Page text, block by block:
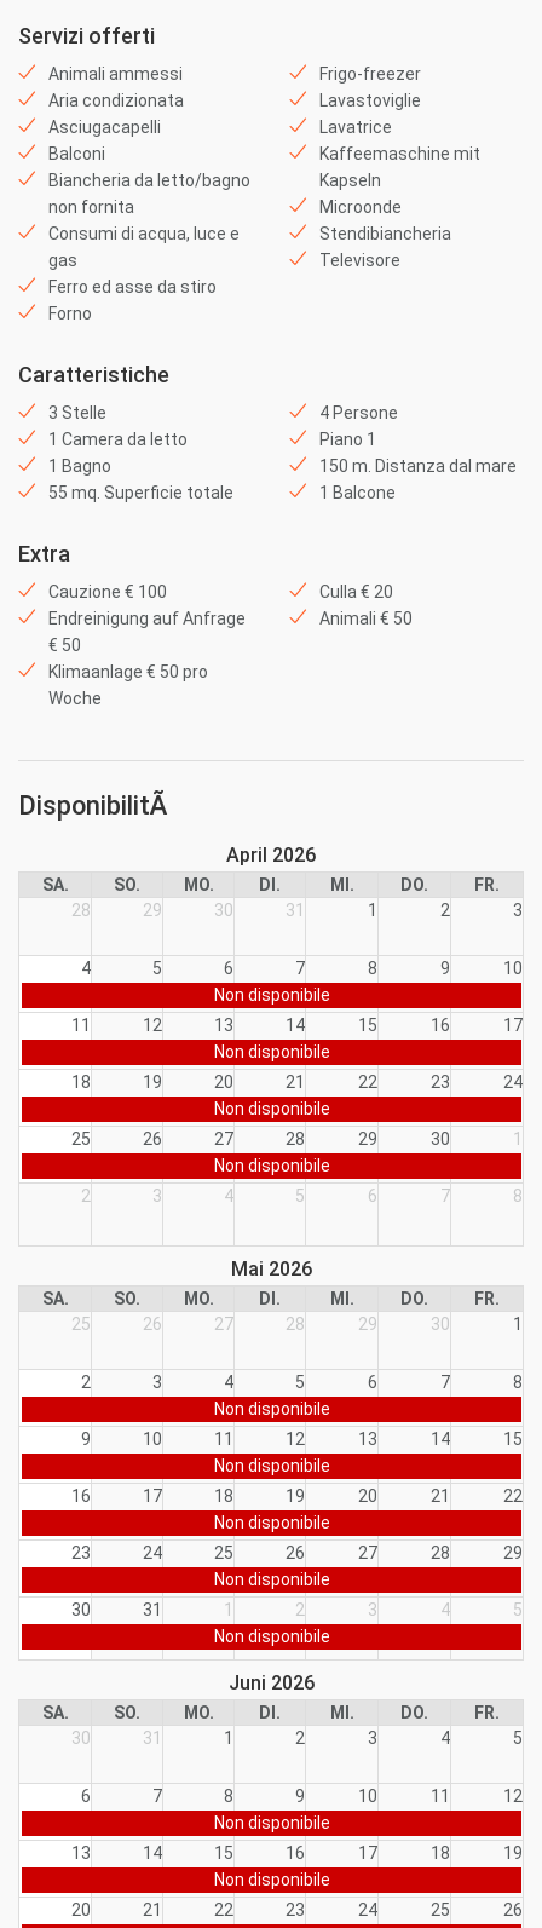
Servizi offerti
Animali ammessi
Aria condizionata
Asciugacapelli
Balconi
Biancheria da letto/bagno
non fornita
Consumi di acqua, luce e
gas
Ferro ed asse da stiro
Forno
Frigo-freezer
Lavastoviglie
Lavatrice
Kaffeemaschine mit
Kapseln
Microonde
Stendibiancheria
Televisore
Caratteristiche
3 Stelle
1 Camera da letto
1 Bagno
55 mq. Superficie totale
4 Persone
Piano 1
150 m. Distanza dal mare
1 Balcone
Extra
Cauzione € 100
Endreinigung auf Anfrage
€ 50
Klimaanlage € 50 pro
Woche
Culla € 20
Animali € 50
DisponibilitÃ
April 2026
SA. SO. MO. DI. MI. DO.
FR.
28
29 30 31 1 2 3
4 5 6 7 8 9
10
Non disponibile
11
12 13 14 15 16
17
Non disponibile
18
19 20 21 22 23
24
Non disponibile
25
26 27 28 29 30
1
Non disponibile
2
3 4 5 6 7 8
Mai 2026
SA. SO. MO. DI. MI. DO.
FR.
25
26 27 28 29 30 1
2 3 4 5 6 7
8
Non disponibile
9
10 11 12 13 14
15
Non disponibile
16
17 18 19 20 21
22
Non disponibile
23
24 25 26 27 28
29
Non disponibile
30
31 1 2 3 4
5
Non disponibile
Juni 2026
SA. SO. MO. DI. MI. DO.
FR.
30
31 1 2 3 4 5
6 7 8 9 10 11
12
Non disponibile
13
14 15 16 17 18
19
Non disponibile
20
21 22 23 24 25
26